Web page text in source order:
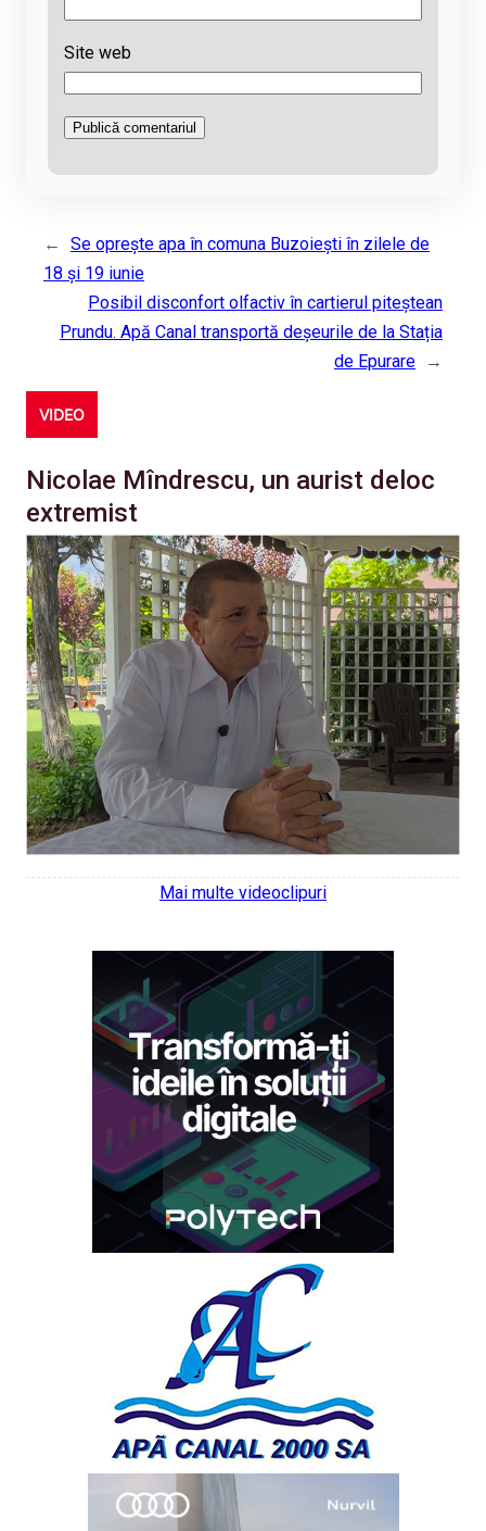
Site web
←
Se oprește apa în comuna Buzoiești în zilele de
18 și 19 iunie
Posibil disconfort olfactiv în cartierul piteștean
Prundu. Apă Canal transportă deșeurile de la Stația
de Epurare
→
VIDEO
Nicolae Mîndrescu, un aurist deloc
extremist
Mai multe videoclipuri